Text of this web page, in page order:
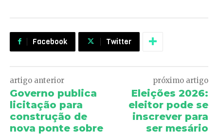
Facebook Twitter
artigo anterior
Governo publica
licitação para
construção de
nova ponte sobre
próximo artigo
Eleições 2026:
eleitor pode se
inscrever para
ser mesário